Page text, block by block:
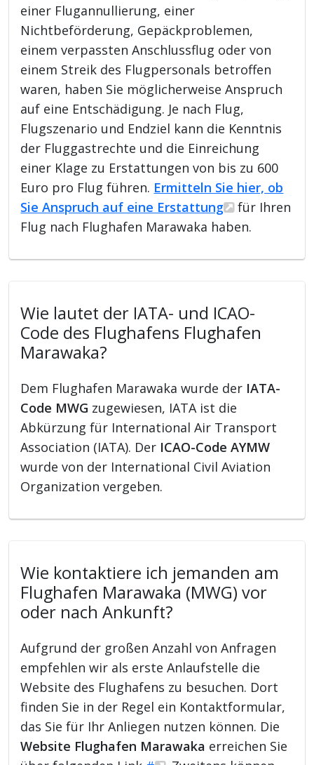
einer Flugannullierung, einer
Nichtbeförderung, Gepäckproblemen,
einem verpassten Anschlussflug oder von
einem Streik des Flugpersonals betroffen
waren, haben Sie möglicherweise Anspruch
auf eine Entschädigung. Je nach Flug,
Flugszenario und Endziel kann die Kenntnis
der Fluggastrechte und die Einreichung
einer Klage zu Erstattungen von bis zu 600
Euro pro Flug führen. Ermitteln Sie hier, ob
Sie Anspruch auf eine Erstattung
für Ihren
Flug nach Flughafen Marawaka haben.
Wie lautet der IATA- und ICAO-
Code des Flughafens Flughafen
Marawaka?
Dem Flughafen Marawaka wurde der IATA-
Code MWG zugewiesen, IATA ist die
Abkürzung für International Air Transport
Association (IATA). Der ICAO-Code AYMW
wurde von der International Civil Aviation
Organization vergeben.
Wie kontaktiere ich jemanden am
Flughafen Marawaka (MWG) vor
oder nach Ankunft?
Aufgrund der großen Anzahl von Anfragen
empfehlen wir als erste Anlaufstelle die
Website des Flughafens zu besuchen. Dort
finden Sie in der Regel ein Kontaktformular,
das Sie für Ihr Anliegen nutzen können. Die
Website Flughafen Marawaka erreichen Sie